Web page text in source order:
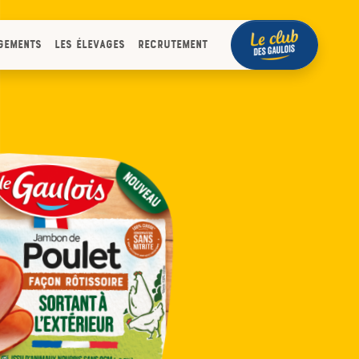
Les élevages Recrutement